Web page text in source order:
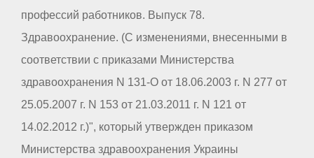
профессий работников. Выпуск 78.
Здравоохранение. (С изменениями, внесенными в
соответствии с приказами Министерства
здравоохранения N 131-О от 18.06.2003 г. N 277 от
25.05.2007 г. N 153 от 21.03.2011 г. N 121 от
14.02.2012 г.)", который утвержден приказом
Министерства здравоохранения Украины